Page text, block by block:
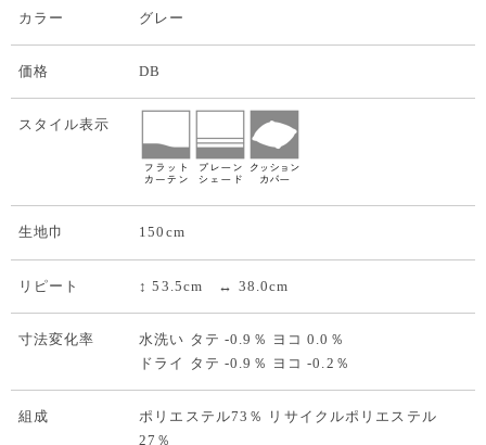
カラー グレー
価格 DB
スタイル表示
生地巾 150cm
リピート ↕ 53.5cm ↔ 38.0cm
寸法変化率
水洗い タテ -0.9％ ヨコ 0.0％
ドライ タテ -0.9％ ヨコ -0.2％
組成
ポリエステル73％ リサイクルポリエステル
27％